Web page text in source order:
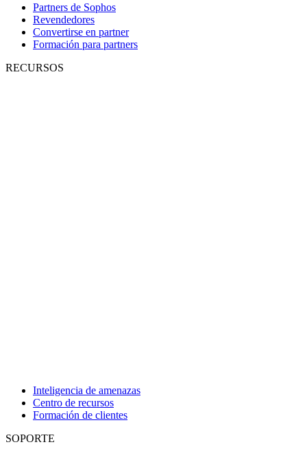
Partners de Sophos
Revendedores
Convertirse en partner
Formación para partners
RECURSOS
Inteligencia de amenazas
Centro de recursos
Formación de clientes
SOPORTE